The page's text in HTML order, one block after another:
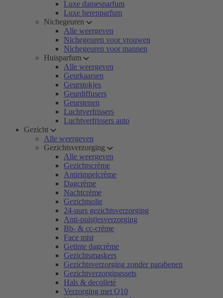
Luxe damesparfum
Luxe herenparfum
Nichegeuren
Alle weergeven
Nichegeuren voor vrouwen
Nichegeuren voor mannen
Huisparfum
Alle weergeven
Geurkaarsen
Geurstokjes
Geurdiffusers
Geurstenen
Luchtverfrissers
Luchtverfrissers auto
Gezicht
Alle weergeven
Gezichtsverzorging
Alle weergeven
Gezichtscrème
Antirimpelcrème
Dagcrème
Nachtcrème
Gezichtsolie
24-uurs gezichtsverzorging
Anti-puistjesverzorging
Bb- & cc-crème
Face mist
Getinte dagcrème
Gezichtsmaskers
Gezichtsverzorging zonder parabenen
Gezichtverzorgingssets
Hals & decolleté
Verzorging met Q10